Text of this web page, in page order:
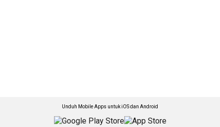
Unduh Mobile Apps untuk iOS dan Android